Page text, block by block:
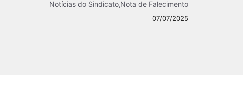
Notícias do Sindicato,Nota de Falecimento
07/07/2025